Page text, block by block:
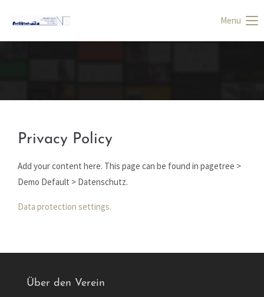
Anmelden
Menu
Privacy Policy
Add your content here. This page can be found in pagetree >
Demo Default > Datenschutz.
Data protection settings.
Über den Verein